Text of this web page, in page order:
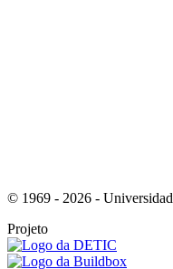
© 1969 - 2026 -
Projeto